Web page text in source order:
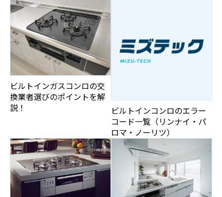
ビルトインガスコンロの交
換業者選びのポイントを解
説！
ビルトインコンロのエラー
コード一覧（リンナイ・パ
ロマ・ノーリツ）